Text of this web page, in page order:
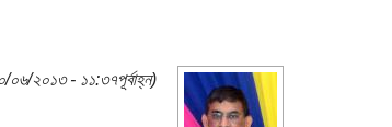
০৬/২০১৩ - ১১:৩৭পূর্বাহ্ন)